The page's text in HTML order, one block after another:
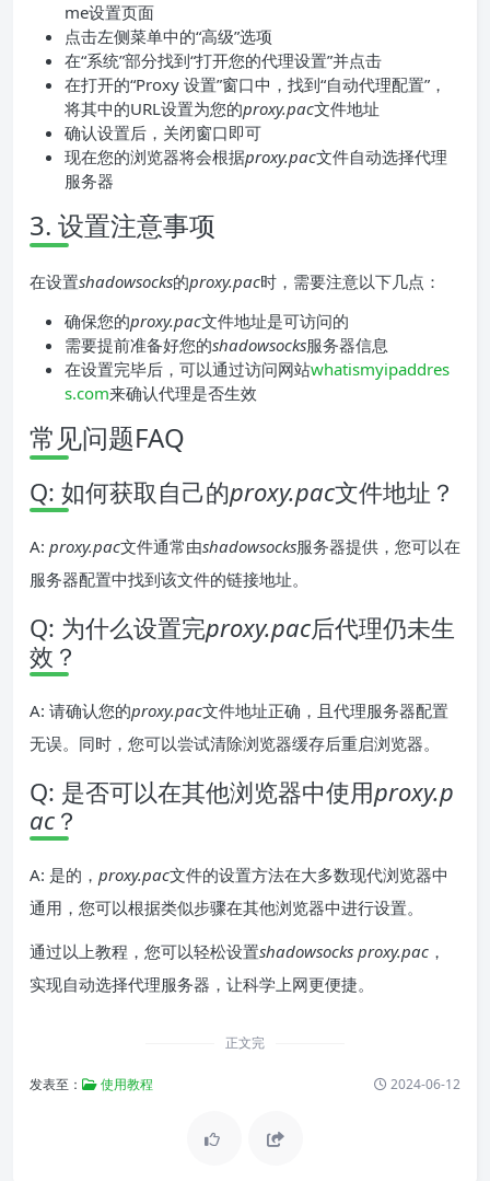
me设置页面
点击左侧菜单中的“高级”选项
在“系统”部分找到“打开您的代理设置”并点击
在打开的“Proxy 设置”窗口中，找到“自动代理配置”，
将其中的URL设置为您的proxy.pac文件地址
确认设置后，关闭窗口即可
现在您的浏览器将会根据proxy.pac文件自动选择代理
服务器
3. 设置注意事项
在设置shadowsocks的proxy.pac时，需要注意以下几点：
确保您的proxy.pac文件地址是可访问的
需要提前准备好您的shadowsocks服务器信息
在设置完毕后，可以通过访问网站whatismyipaddres
s.com来确认代理是否生效
常见问题FAQ
Q: 如何获取自己的proxy.pac文件地址？
A: proxy.pac文件通常由shadowsocks服务器提供，您可以在
服务器配置中找到该文件的链接地址。
Q: 为什么设置完proxy.pac后代理仍未生
效？
A: 请确认您的proxy.pac文件地址正确，且代理服务器配置
无误。同时，您可以尝试清除浏览器缓存后重启浏览器。
Q: 是否可以在其他浏览器中使用proxy.p
ac ？
A: 是的， proxy.pac文件的设置方法在大多数现代浏览器中
通用，您可以根据类似步骤在其他浏览器中进行设置。
通过以上教程，您可以轻松设置shadowsocks proxy.pac ，
实现自动选择代理服务器，让科学上网更便捷。
正文完
发表至： 使用教程 2024-06-12